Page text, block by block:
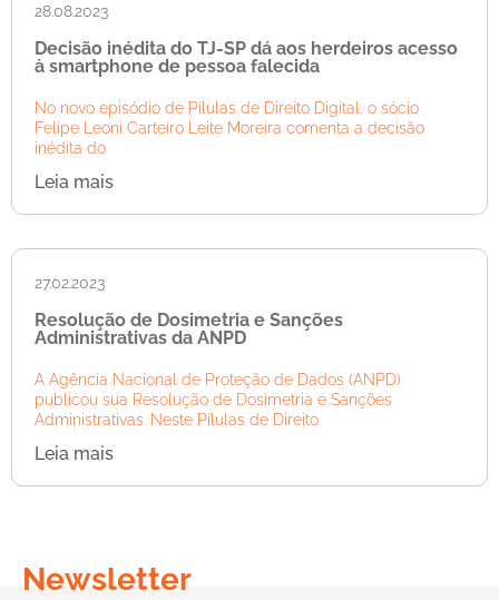
28.08.2023
Decisão inédita do TJ-SP dá aos herdeiros acesso
à smartphone de pessoa falecida
No novo episódio de Pílulas de Direito Digital, o sócio
Felipe Leoni Carteiro Leite Moreira comenta a decisão
inédita do
Leia mais
27.02.2023
Resolução de Dosimetria e Sanções
Administrativas da ANPD
A Agência Nacional de Proteção de Dados (ANPD)
publicou sua Resolução de Dosimetria e Sanções
Administrativas. Neste Pílulas de Direito
Leia mais
Newsletter